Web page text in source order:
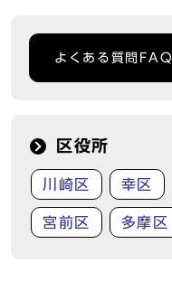
よくある質問FAQ
区役所
川崎区 幸区
宮前区 多摩区